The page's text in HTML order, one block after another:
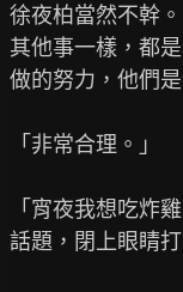
徐夜柏當然不幹
其他事一樣，都
做的努力，他們
「非常合理。」
「宵夜我想吃炸
話題，閉上眼睛打